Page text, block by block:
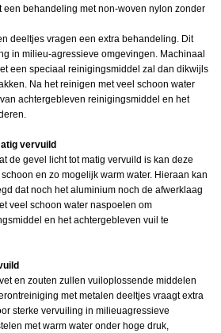
behandeling met non-woven nylon zonder
deeltjes vragen een extra behandeling. Dit
in milieu-agressieve omgevingen. Machinaal
een speciaal reinigingsmiddel zal dan dikwijls
Na het reinigen met veel schoon water
achtergebleven reinigingsmiddel en het
vervuild
de gevel licht tot matig vervuild is kan deze
en zo mogelijk warm water. Hieraan kan
dat noch het aluminium noch de afwerklaag
veel schoon water naspoelen om
en het achtergebleven vuil te
en zouten zullen vuiloplossende middelen
met metalen deeltjes vraagt extra
sterke vervuiling in milieuagressieve
met warm water onder hoge druk,